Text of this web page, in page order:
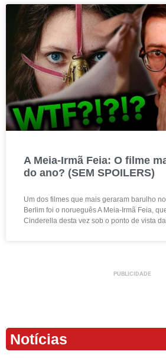
A Meia-Irmã Feia: O filme
do ano? (SEM SPOILERS)
Um dos filmes que mais geraram barulho
Berlim foi o norueguês A Meia-Irmã Feia,
Cinderella desta vez sob o ponto de vista
PUBLICIDADE
Notícias